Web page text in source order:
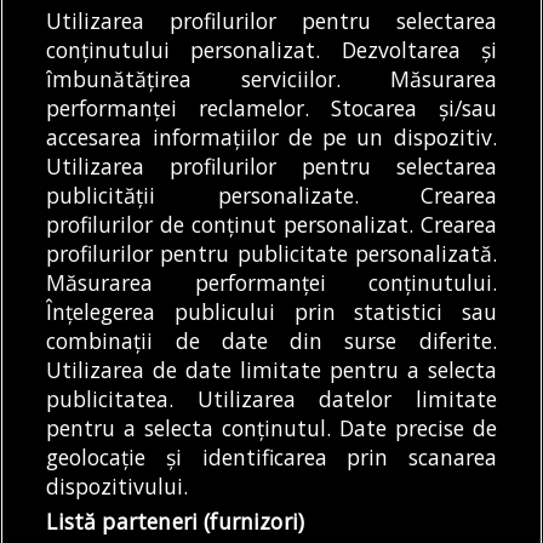
consumul de curent
În contextul crizei
energetice, Ministerul
Energiei face apel la
populație, dar și...
cererile creditorilor
Societatea de
Transport București
(STB) și-a cerut
insolvența. Solicitarea a
fost înregistrată...
ANDREEA TUDOR 06/08/2026
MODIFICĂ SETĂRILE COOKIES
© Copyright 2025 - Buletin de București.
Găzduit dePresslabs.com. Powered by TRS Design.
Despre
Noi
Media
Kit
Politică De
Confidențialitate
Cookie
Policy (EU)
Cookie
Policy
Tweet
Facebook
Share this selection
Tweet
Utilizarea profilurilor pentru selectarea
conținutului personalizat. Dezvoltarea și
îmbunătățirea serviciilor. Măsurarea
performanței reclamelor. Stocarea și/sau
accesarea informațiilor de pe un dispozitiv.
Utilizarea profilurilor pentru selectarea
publicității personalizate. Crearea
profilurilor de conținut personalizat. Crearea
profilurilor pentru publicitate personalizată.
Măsurarea performanței conținutului.
Înțelegerea publicului prin statistici sau
combinații de date din surse diferite.
Utilizarea de date limitate pentru a selecta
publicitatea. Utilizarea datelor limitate
pentru a selecta conținutul. Date precise de
geolocație și identificarea prin scanarea
dispozitivului.
Listă parteneri (furnizori)